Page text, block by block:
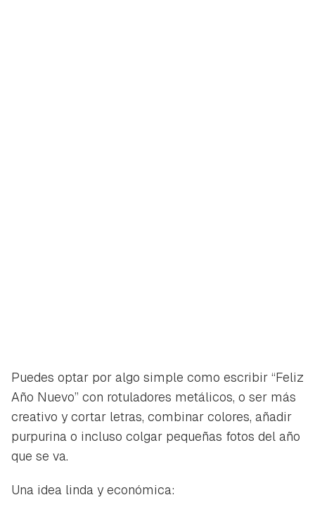
Puedes optar por algo simple como escribir “Feliz
Año Nuevo” con rotuladores metálicos, o ser más
creativo y cortar letras, combinar colores, añadir
purpurina o incluso colgar pequeñas fotos del año
que se va.
Una idea linda y económica: